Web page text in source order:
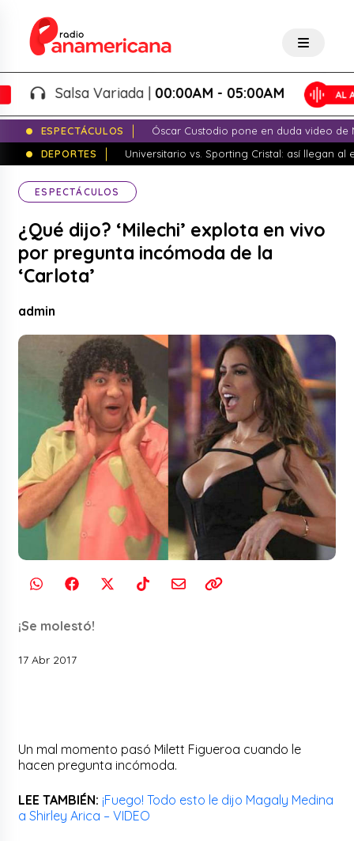
Salsa Variada |00:00AM - 05:00AM
ESPECTÁCULOS
Óscar Custodio pone en duda video de
DEPORTES
Universitario vs. Sporting Cristal: así llegan al
ESPECTÁCULOS
¿Qué dijo? ‘Milechi’ explota en vivo
por pregunta incómoda de la
‘Carlota’
admin
¡Se molestó!
17 Abr 2017
Un mal momento pasó Milett Figueroa cuando le
hacen pregunta incómoda.
LEE TAMBIÉN: ¡Fuego! Todo esto le dijo Magaly Medina
a Shirley Arica – VIDEO